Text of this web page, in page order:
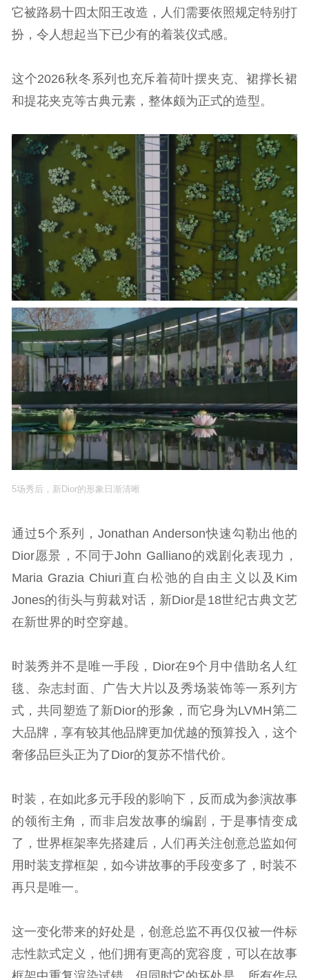
它被路易十四太阳王改造，人们需要依照规定特别打
扮，令人想起当下已少有的着装仪式感。
这个2026秋冬系列也充斥着荷叶摆夹克、裙撑长裙
和提花夹克等古典元素，整体颇为正式的造型。
5场秀后，新Dior的形象日渐清晰
通过5个系列，Jonathan Anderson快速勾勒出他的
Dior愿景，不同于John Galliano的戏剧化表现力，
Maria Grazia Chiuri直白松弛的自由主义以及Kim
Jones的街头与剪裁对话，新Dior是18世纪古典文艺
在新世界的时空穿越。
时装秀并不是唯一手段，Dior在9个月中借助名人红
毯、杂志封面、广告大片以及秀场装饰等一系列方
式，共同塑造了新Dior的形象，而它身为LVMH第二
大品牌，享有较其他品牌更加优越的预算投入，这个
奢侈品巨头正为了Dior的复苏不惜代价。
时装，在如此多元手段的影响下，反而成为参演故事
的领衔主角，而非启发故事的编剧，于是事情变成
了，世界框架率先搭建后，人们再关注创意总监如何
用时装支撑框架，如今讲故事的手段变多了，时装不
再只是唯一。
这一变化带来的好处是，创意总监不再仅仅被一件标
志性款式定义，他们拥有更高的宽容度，可以在故事